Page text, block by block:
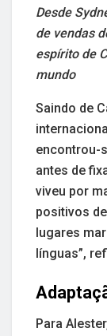
Desde
de vendas
espírito de
mundo
Saindo de
encontrou-
antes de
viveu por
positivos
lugares
línguas”,
Para